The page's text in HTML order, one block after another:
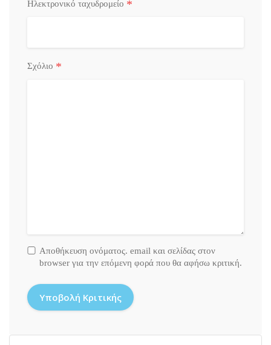
Ηλεκτρονικό ταχυδρομείο *
Σχόλιο *
Αποθήκευση ονόματος. email και σελίδας στον
browser για την επόμενη φορά που θα αφήσω κριτική.